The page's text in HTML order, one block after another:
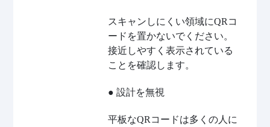
スキャンしにくい領域にQRコ
ードを置かないでください。
接近しやすく表示されている
ことを確認します。
● 設計を無視
平板なQRコードは多くの人に